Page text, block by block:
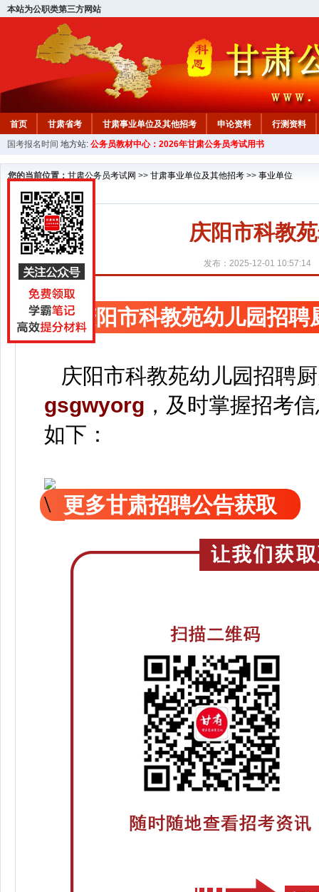
本站为公职类第三方网站
首页 甘肃省考 甘肃事业单位及其他招考 申论资料
行测资料
国考报名时间 地方站: 公务员教材中心：2026年甘肃公务员考试用书
您的当前位置： 甘肃公务员考试网 >> 甘肃事业单位及其他招考 >> 事业单位
庆阳市科教
发布：2025-12-01 10:57:14
庆阳市科教苑幼儿园招聘
庆阳市科教苑幼儿园招聘
gsgwyorg ， 及时掌握招考
如下：
更多甘肃招聘公告获取